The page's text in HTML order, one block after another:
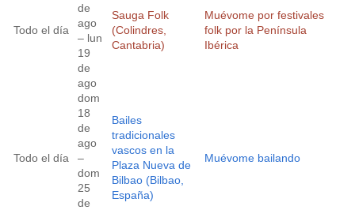
Todo el día
de
ago
– lun
19
de
ago
Sauga Folk
(Colindres,
Cantabria)
Muévome por festivales
folk por la Península
Ibérica
Todo el día
dom
18
de
ago
–
dom
25
de
Bailes
tradicionales
vascos en la
Plaza Nueva de
Bilbao (Bilbao,
España)
Muévome bailando